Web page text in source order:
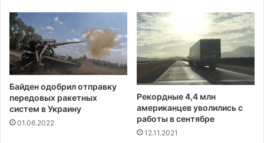
к
а
з
а
т
л
ь
а
и
м
э
к
и
а
е
Байден одобрил отправку
передовых ракетных
систем в Украину
01.06.2022
Рекордные 4,4 млн
американцев уволились с
работы в сентябре
12.11.2021